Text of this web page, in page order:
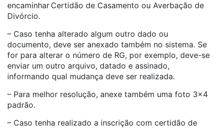
encaminhar Certidão de Casamento ou Averbação de
Divórcio.
– Caso tenha alterado algum outro dado ou
documento, deve ser anexado também no sistema. Se
for para alterar o número de RG, por exemplo, deve-se
enviar um outro arquivo, datado e assinado,
informando qual mudança deve ser realizada.
– Para melhor resolução, anexe também uma foto 3×4
padrão.
– Caso tenha realizado a inscrição com certidão de